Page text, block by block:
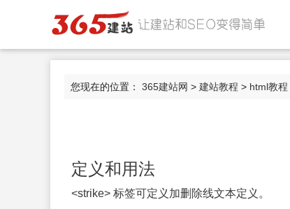
您现在的位置： 365建站网 > 建站教程 > html教程
定义和用法
<strike> 标签可定义加删除线文本定义。